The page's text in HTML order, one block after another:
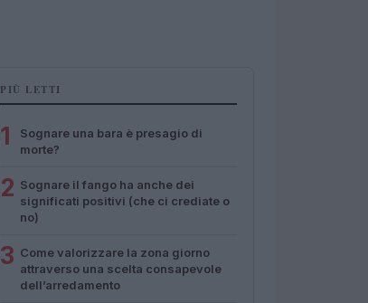
PIÙ LETTI
1
Sognare una bara è presagio di
morte?
2 Sognare il fango ha anche dei
significati positivi (che ci crediate o
no)
3 Come valorizzare la zona giorno
attraverso una scelta consapevole
dell’arredamento